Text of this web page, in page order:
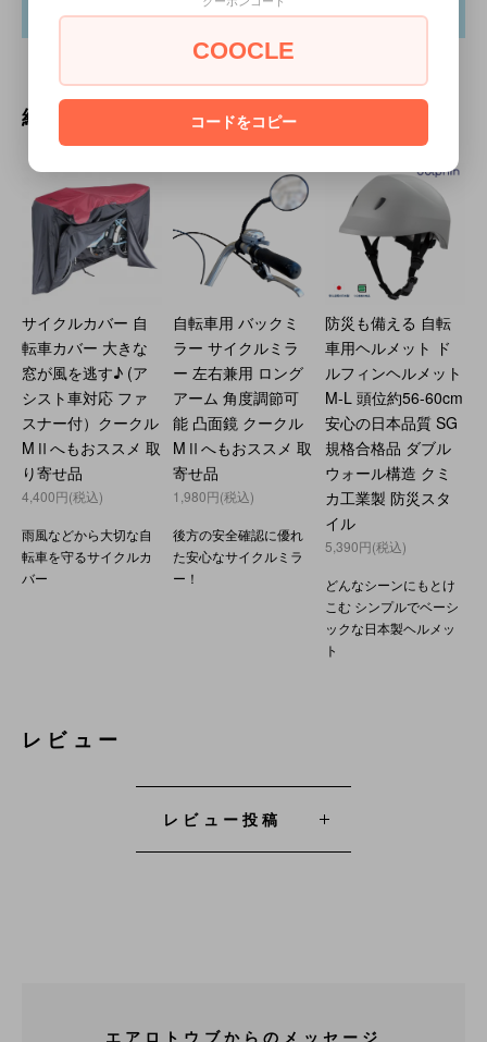
組合せ購入おすすめ商品
サイクルカバー 自
転車カバー 大きな
窓が風を逃す♪ (ア
シスト車対応 ファ
スナー付）クークル
MⅡへもおススメ 取
り寄せ品
4,400円(税込)
雨風などから大切な自
転車を守るサイクルカ
バー
自転車用 バックミ
ラー サイクルミラ
ー 左右兼用 ロング
アーム 角度調節可
能 凸面鏡 クークル
MⅡへもおススメ 取
寄せ品
1,980円(税込)
後方の安全確認に優れ
た安心なサイクルミラ
ー！
防災も備える 自転
車用ヘルメット ド
ルフィンヘルメット
M-L 頭位約56-60cm
安心の日本品質 SG
規格合格品 ダブル
ウォール構造 クミ
カ工業製 防災スタ
イル
5,390円(税込)
どんなシーンにもとけ
こむ シンプルでベーシ
ックな日本製ヘルメッ
ト
レビュー
レビュー投稿
エアロトウブからのメッセージ
COOCLE
コードをコピー